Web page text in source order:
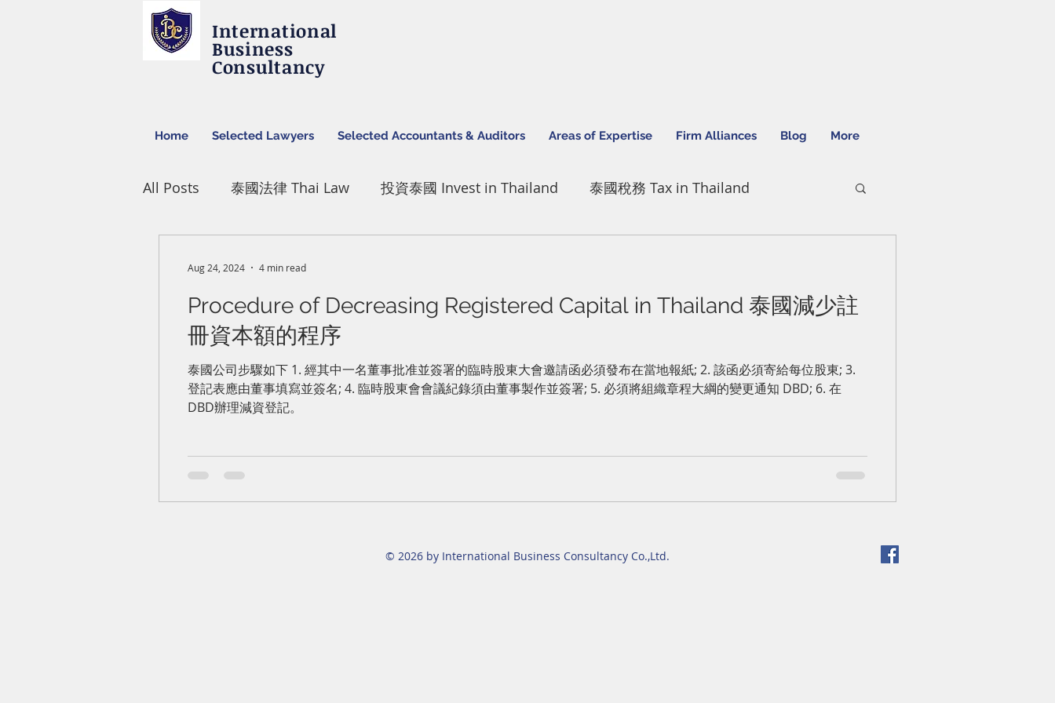
International
Business
Consultancy
Home Selected Lawyers Selected Accountants & Auditors Areas of Expertise Firm Alliances Blog More
All Posts 泰國法律 Thai Law 投資泰國 Invest in Thailand 泰國稅務 Tax in Thailand
Procedure of Decreasing Registered Capital in Thailand 泰國減少註
冊資本額的程序
泰國公司步驟如下 1. 經其中一名董事批准並簽署的臨時股東大會邀請函必須發布在當地報紙; 2. 該函必須寄給每位股東; 3.
登記表應由董事填寫並簽名; 4. 臨時股東會會議紀錄須由董事製作並簽署; 5. 必須將組織章程大綱的變更通知 DBD; 6. 在
DBD辦理減資登記。
Aug 24, 2024 4 min read
© 2026 by International Business Consultancy Co.,Ltd.